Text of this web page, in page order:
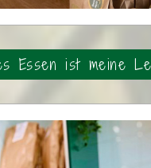
Essen ist meine